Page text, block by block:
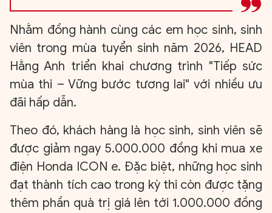
Nhằm đồng hành cùng các em học sinh, sinh
viên trong mùa tuyển sinh năm 2026, HEAD
Hằng Anh triển khai chương trình "Tiếp sức
mùa thi – Vững bước tương lai" với nhiều ưu
đãi hấp dẫn.
Theo đó, khách hàng là học sinh, sinh viên sẽ
được giảm ngay 5.000.000 đồng khi mua xe
điện Honda ICON e. Đặc biệt, những học sinh
đạt thành tích cao trong kỳ thi còn được tặng
thêm phần quà trị giá lên tới 1.000.000 đồng